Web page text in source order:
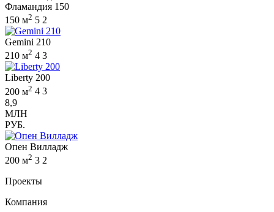
Фламандия 150
150 м2 5 2
Gemini 210
210 м2 4 3
Liberty 200
200 м2 4 3
8,9
МЛН
РУБ.
Опен Вилладж
200 м2 3 2
Проекты
Компания